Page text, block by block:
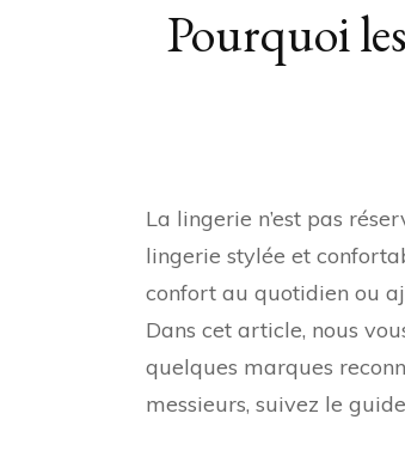
Pourquoi
La lingerie n’est pas
lingerie stylée et
confort au quotidien ou
Dans cet article, nous
quelques marques
messieurs, suivez le